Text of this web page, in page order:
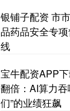
银铺子配资 市
品药品安全专
线
宝牛配资APP
翻倍：AI算力
们”的业绩狂飙